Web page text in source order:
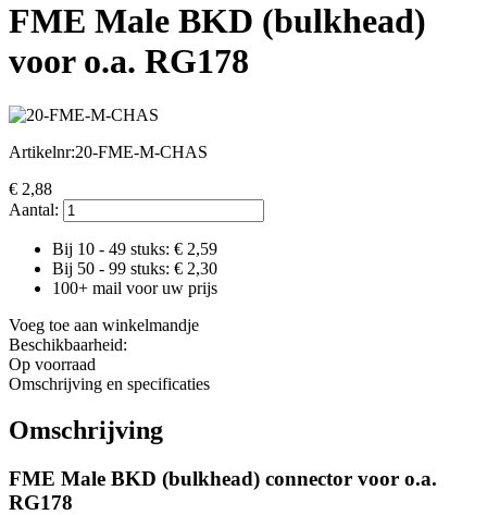
FME Male BKD (bulkhead)
voor o.a. RG178
Artikelnr:20-FME-M-CHAS
€ 2,88
Aantal:
Bij 10 - 49 stuks: € 2,59
Bij 50 - 99 stuks: € 2,30
100+ mail voor uw prijs
Voeg toe aan winkelmandje
Beschikbaarheid:
Op voorraad
Omschrijving en specificaties
Omschrijving
FME Male BKD (bulkhead) connector voor o.a.
RG178